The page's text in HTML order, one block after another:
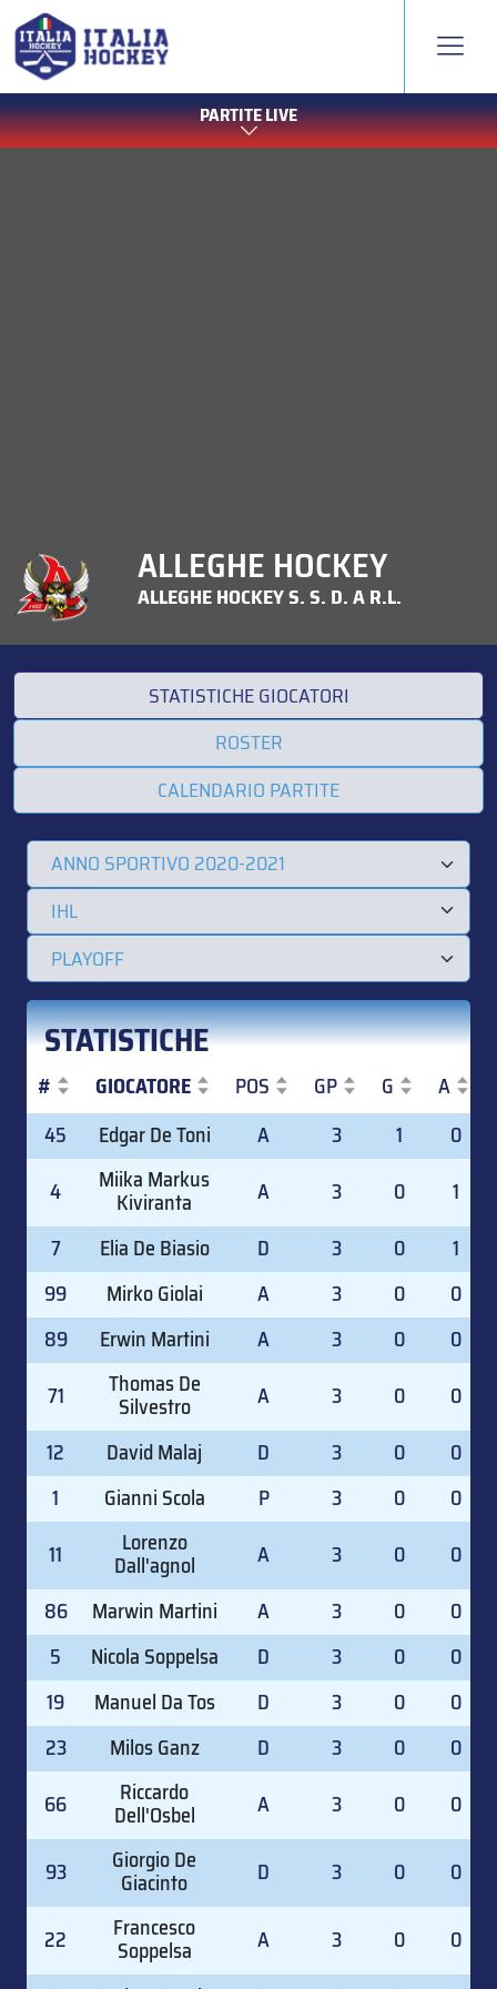
PARTITE LIVE
ALLEGHE HOCKEY
ALLEGHE HOCKEY S. S. D. A R.L.
STATISTICHE GIOCATORI
ROSTER
CALENDARIO PARTITE
STATISTICHE
# GIOCATORE POS GP G A
#
GIOCATORE POS GP
45 Edgar De Toni A 3 1
0
4
Miika Markus
Kiviranta A 3 0
1
7
Elia De Biasio D 3 0
1
99
Mirko Giolai A 3 0
0
89
Erwin Martini A 3 0
0
71
Thomas De
Silvestro A 3 0
0
12
David Malaj D 3 0
0
1
Gianni Scola P 3 0
0
11
Lorenzo
Dall'agnol A 3 0
0
86
Marwin Martini A 3 0
0
5
Nicola Soppelsa D 3 0
0
19
Manuel Da Tos D 3 0
0
23
Milos Ganz D 3 0
0
66
Riccardo
Dell'Osbel A 3 0 0
93 Giorgio De
Giacinto D 3 0 0
22 Francesco
Soppelsa A 3 0
0